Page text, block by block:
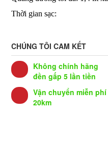
Thời gian sạc:
CHÚNG TÔI CAM KẾT
Không chính hãng
đền gấp 5 lần tiền
Vận chuyển miễn phí
20km